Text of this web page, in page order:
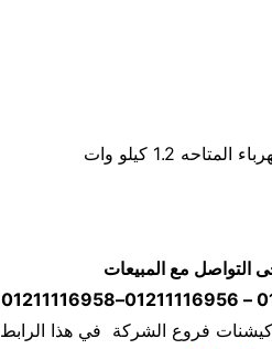
التواصل مع المبيعات
فروع الشركة في هذا الرابط